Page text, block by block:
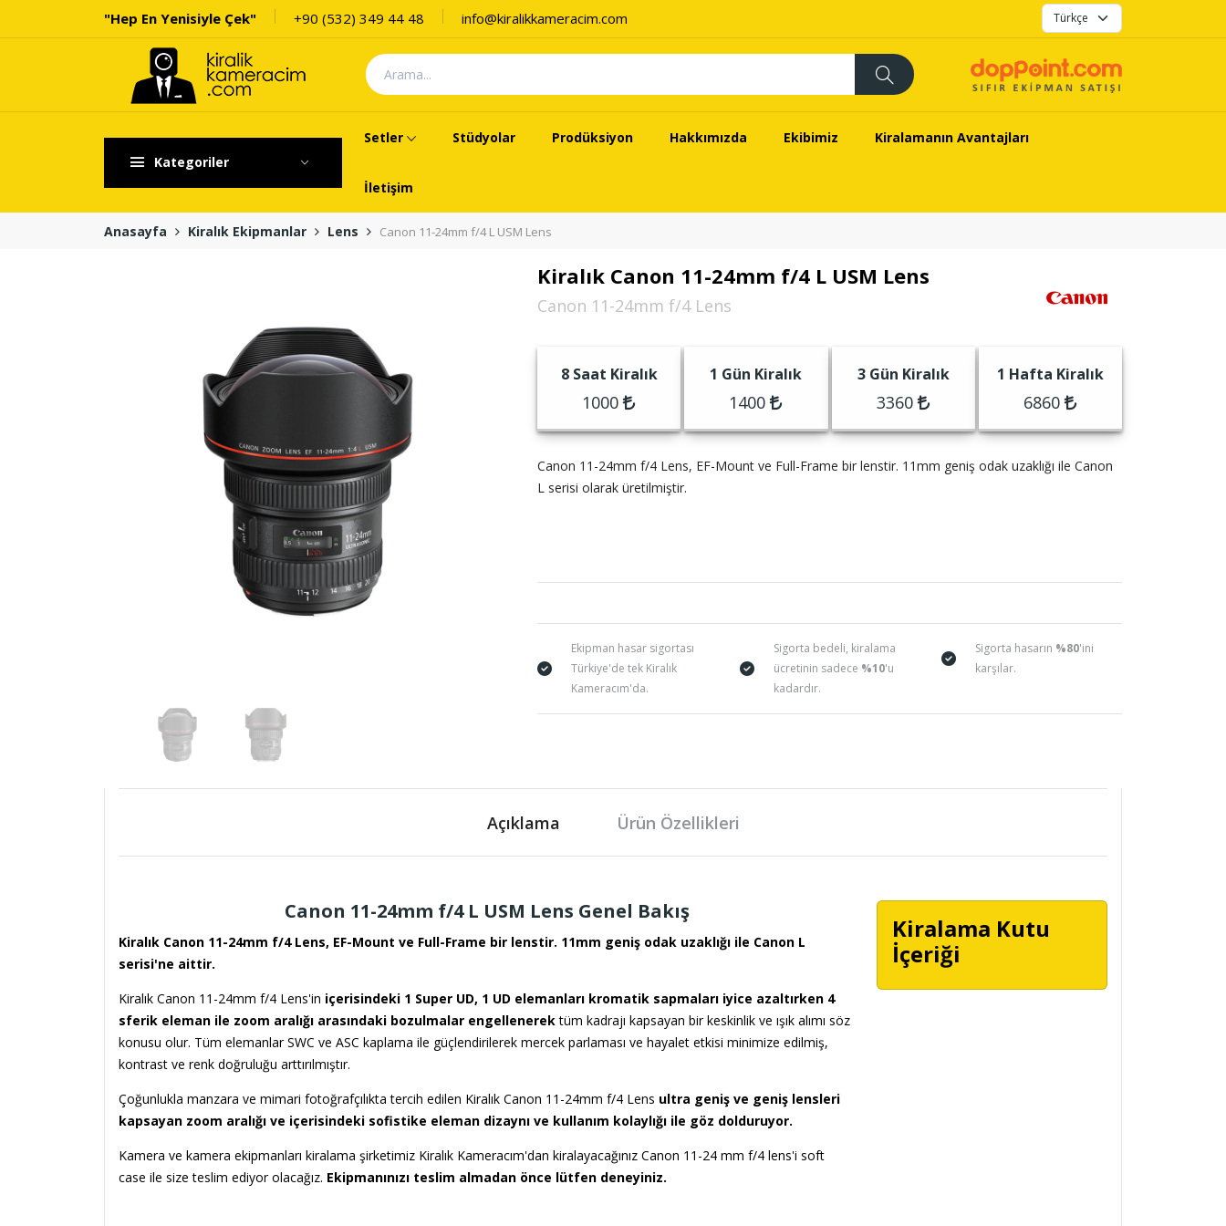
"Hep En Yenisiyle Çek" +90 (532) 349 44 48 info@kiralikkameracim.com
Kategoriler
Setler Stüdyolar Prodüksiyon Hakkımızda Ekibimiz Kiralamanın Avantajları
İletişim
Anasayfa Kiralık Ekipmanlar Lens Canon 11-24mm f/4 L USM Lens
Kiralık Canon 11-24mm f/4 L USM Lens
Canon 11-24mm f/4 Lens
8 Saat Kiralık
1000
1 Gün Kiralık
1400
3 Gün Kiralık
3360
1 Hafta Kiralık
6860
Canon 11-24mm f/4 Lens, EF-Mount ve Full-Frame bir lenstir. 11mm geniş odak uzaklığı ile Canon
L serisi olarak üretilmiştir.
Ekipman hasar sigortası
Türkiye'de tek Kiralık
Kameracım'da.
Sigorta bedeli, kiralama
ücretinin sadece %10'u
kadardır.
Sigorta hasarın %80'ini
karşılar.
Açıklama Ürün Özellikleri
Canon 11-24mm f/4 L USM Lens Genel Bakış
Kiralık Canon 11-24mm f/4 Lens, EF-Mount ve Full-Frame bir lenstir. 11mm geniş odak uzaklığı ile Canon L
serisi'ne aittir.
Kiralık Canon 11-24mm f/4 Lens'in içerisindeki 1 Super UD, 1 UD elemanları kromatik sapmaları iyice azaltırken 4
sferik eleman ile zoom aralığı arasındaki bozulmalar engellenerektüm kadrajı kapsayan bir keskinlik ve ışık alımı söz
konusu olur. Tüm elemanlar SWC ve ASC kaplama ile güçlendirilerek mercek parlaması ve hayalet etkisi minimize edilmiş,
kontrast ve renk doğruluğu arttırılmıştır.
Çoğunlukla manzara ve mimari fotoğrafçılıkta tercih edilen Kiralık Canon 11-24mm f/4 Lens ultra geniş ve geniş lensleri
kapsayan zoom aralığı ve içerisindeki sofistike eleman dizaynı ve kullanım kolaylığı ile göz dolduruyor.
Kamera ve kamera ekipmanları kiralama şirketimiz Kiralık Kameracım'dan kiralayacağınız Canon 11-24 mm f/4 lens'i soft
case ile size teslim ediyor olacağız. Ekipmanınızı teslim almadan önce lütfen deneyiniz.
Kiralama Kutu
İçeriği